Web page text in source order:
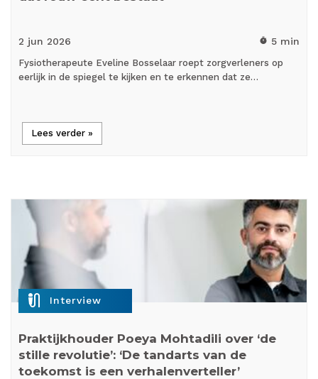
2 jun 2026 timer 5 min
Fysiotherapeute Eveline Bosselaar roept zorgverleners op
eerlijk in de spiegel te kijken en te erkennen dat ze…
Lees verder »
mic_external_on Interview
Praktijkhouder Poeya Mohtadili over ‘de
stille revolutie’: ‘De tandarts van de
toekomst is een verhalenverteller’